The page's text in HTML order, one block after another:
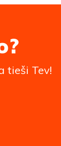
tieši Tev!